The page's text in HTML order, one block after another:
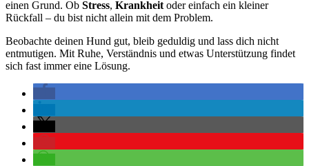
einen Grund. Ob Stress, Krankheit oder einfach ein kleiner
Rückfall – du bist nicht allein mit dem Problem.
Beobachte deinen Hund gut, bleib geduldig und lass dich nicht
entmutigen. Mit Ruhe, Verständnis und etwas Unterstützung findet
sich fast immer eine Lösung.